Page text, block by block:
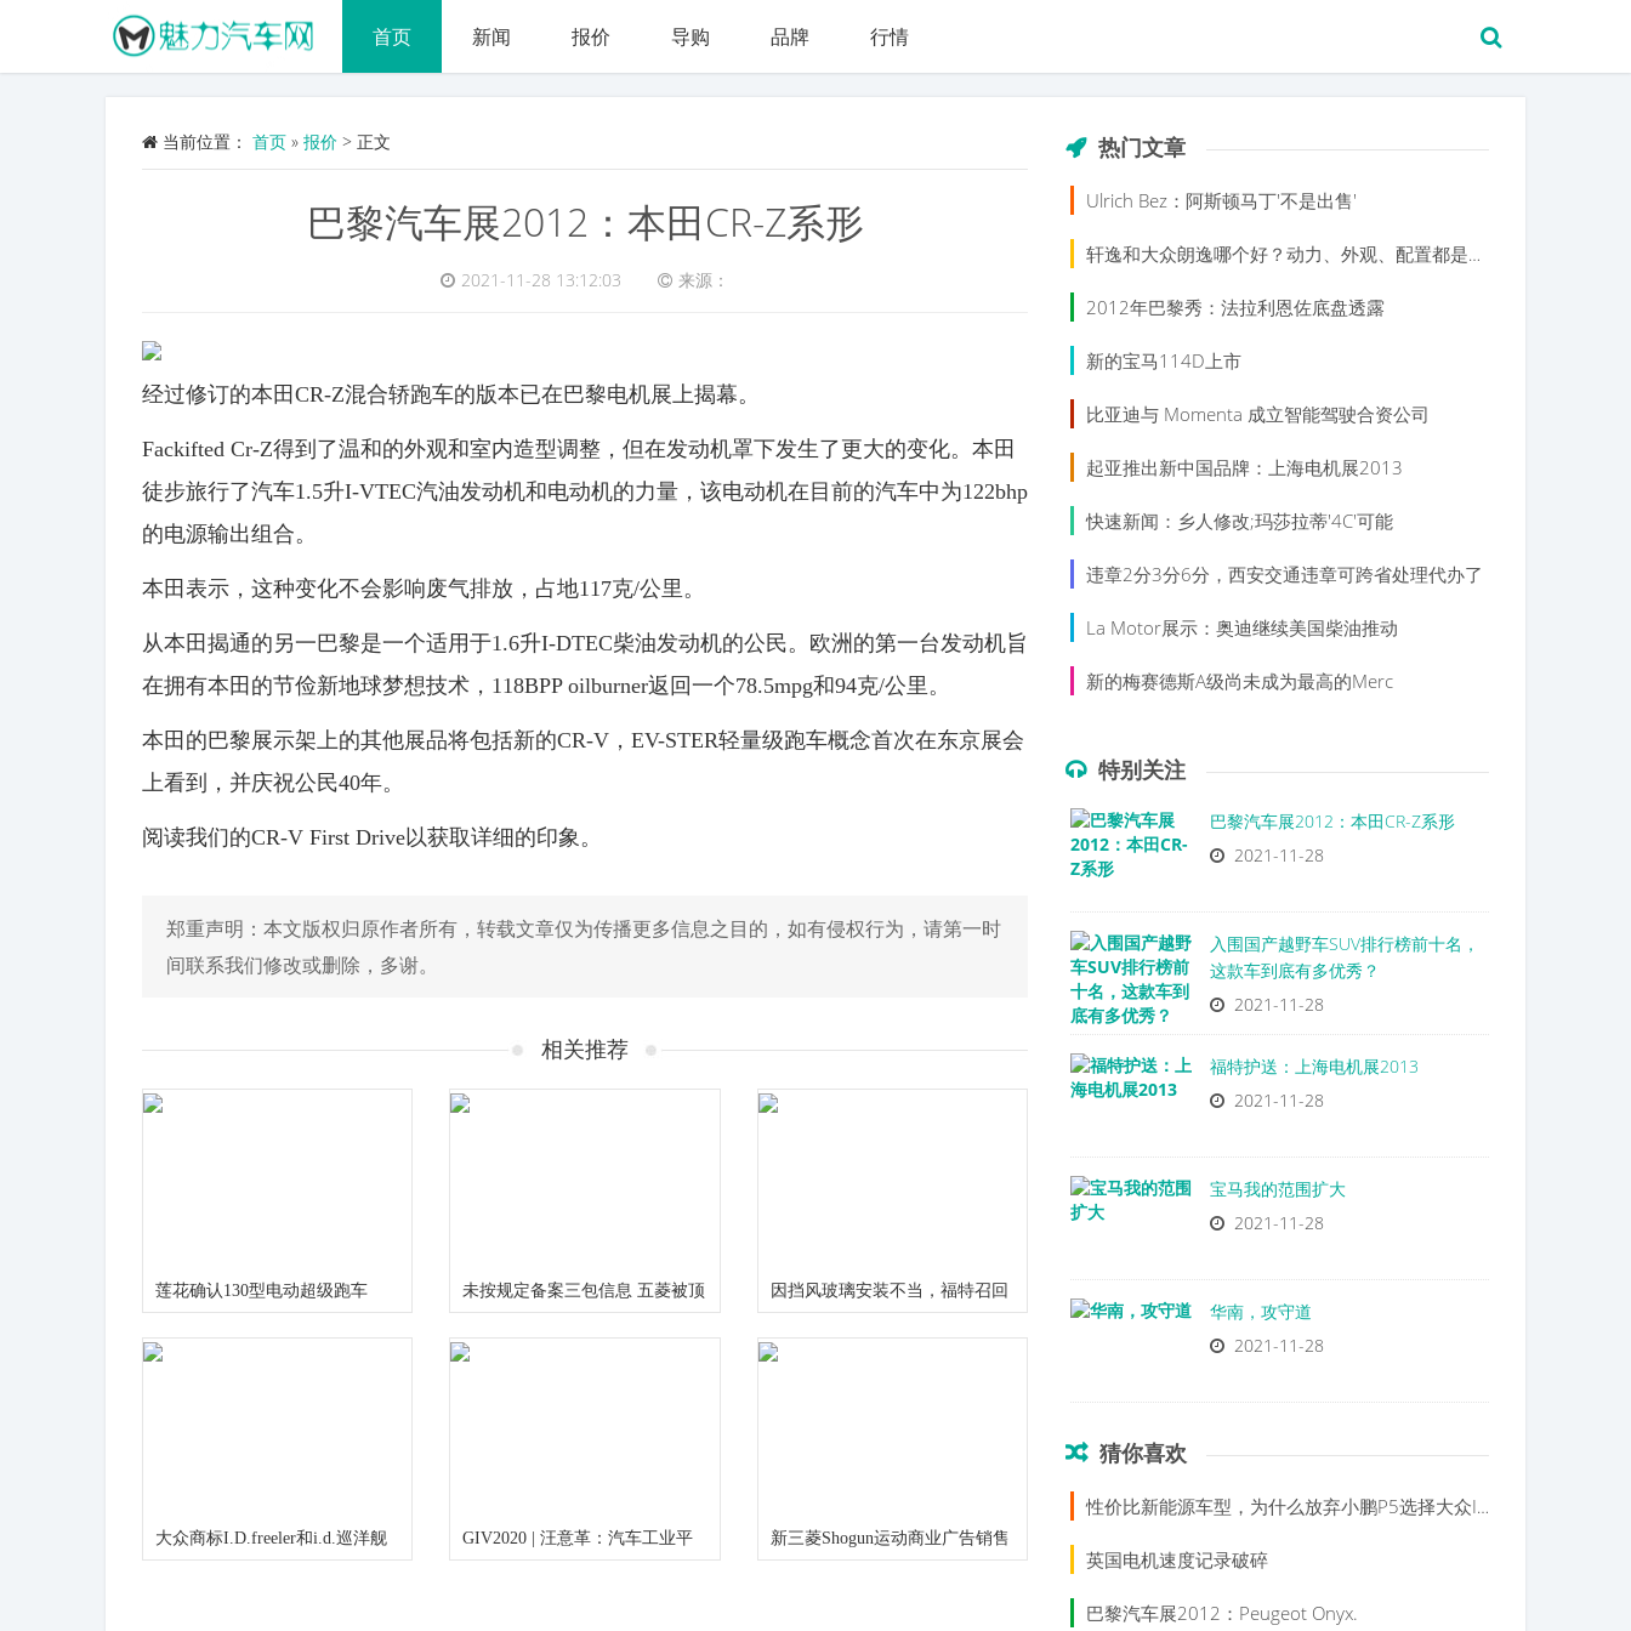
首页 新闻 报价 导购 品牌 行情
当前位置： 首页 » 报价 > 正文
巴黎汽车展2012：本田CR-Z系形
2021-11-28 13:12:03 来源：
经过修订的本田CR-Z混合轿跑车的版本已在巴黎电机展上揭幕。
Fackifted Cr-Z得到了温和的外观和室内造型调整，但在发动机罩下发生了更大的变化。本田
徒步旅行了汽车1.5升I-VTEC汽油发动机和电动机的力量，该电动机在目前的汽车中为122bhp
的电源输出组合。
本田表示，这种变化不会影响废气排放，占地117克/公里。
从本田揭通的另一巴黎是一个适用于1.6升I-DTEC柴油发动机的公民。欧洲的第一台发动机旨
在拥有本田的节俭新地球梦想技术，118BPP oilburner返回一个78.5mpg和94克/公里。
本田的巴黎展示架上的其他展品将包括新的CR-V，EV-STER轻量级跑车概念首次在东京展会
上看到，并庆祝公民40年。
阅读我们的CR-V First Drive以获取详细的印象。
郑重声明：本文版权归原作者所有，转载文章仅为传播更多信息之目的，如有侵权行为，请第一时
间联系我们修改或删除，多谢。
相关推荐
莲花确认130型电动超级跑车 未按规定备案三包信息 五菱被顶 因挡风玻璃安装不当，福特召回
大众商标I.D.freeler和i.d.巡洋舰 GIV2020 | 汪意革：汽车工业平 新三菱Shogun运动商业广告销售
热门文章
Ulrich Bez：阿斯顿马丁'不是出售'
轩逸和大众朗逸哪个好？动力、外观、配置都是朗逸更胜一筹！
2012年巴黎秀：法拉利恩佐底盘透露
新的宝马114D上市
比亚迪与 Momenta 成立智能驾驶合资公司
起亚推出新中国品牌：上海电机展2013
快速新闻：乡人修改;玛莎拉蒂'4C'可能
违章2分3分6分，西安交通违章可跨省处理代办了
La Motor展示：奥迪继续美国柴油推动
新的梅赛德斯A级尚未成为最高的Merc
特别关注
巴黎汽车展2012：本田CR-Z系形
2021-11-28
入围国产越野车SUV排行榜前十名，
这款车到底有多优秀？
2021-11-28
福特护送：上海电机展2013
2021-11-28
宝马我的范围扩大
2021-11-28
华南，攻守道
2021-11-28
猜你喜欢
性价比新能源车型，为什么放弃小鹏P5选择大众ID3
英国电机速度记录破碎
巴黎汽车展2012：Peugeot Onyx.